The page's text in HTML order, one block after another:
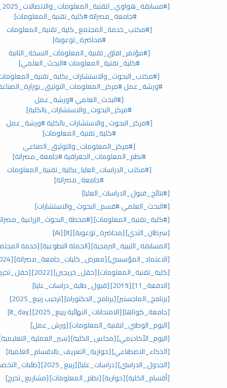
#جامعة_مصراتة #كلية_تقنية_المعلومات]
[#مكتب_خدمة_المجتمع_كلية_تقنية_المعلومات
#محاضرة_توعوية]
[#مؤتمر_افاق_تقنية_المعلومات_النسخة_الثانية
#كلية_تقنية_المعلومات #البحث_العلمي]
#ورشة_عمل
[#البحث_العلمي #ورشة_عمل
#مركز_البحوث_والاستشارات_بالكلية]
[#مركز_البحوث_والاستشارات_بالكلية #ورشة_عمل
#كلية_تقنية_المعلومات]
[#مركز_المعلومات_والتوثيق_الصناعي
#نظم_المعلومات_الجغرافية #جامعة_مصراتة]
[#مكتب_الدراسات_العليا_بكلية_تقنية_المعلومات
#جامعة_مصراتة]
[#نتائج_قبول_الدراسات_العليا]
[#البحث_العلمي #قسم_البحوث_والاستشارات]
[#كلية_تقنية_المعلومات]
[سرطان_الثدي][محاضرة_توعوية][It]
[Ai]
[المسابقة_الليبية_البرمجية][الحملة التطوعية][خدمة
[الاعتماد_المؤسسي][معرض_كليات_جامعة_مصراتة][2024]
[كلية_تقنية_المعلومات][حفل_خريجين][2022]
[الدفعة_11]
[2019]
[قبول_طلبة_دراسات_عليا]
[برنامج_الماجستير][برنامج_الدكتوراه][ترحيب ربيع_2025]
[جامعة_كوتاها][الامتحانات_النهائية ربيع_2025]
[It_day]
[اليوم_الوطني_لتقنية_المعلومات][ورش_عمل]
[اليوم_الأكاديمي][مجلس_الكلية]
[الذكاء_الاصطناعي][حوارية_التعريف_بالاقسام_العلمية]
[الجدول_الدراسي][دراسات_عليا][ربيع_2025]
[أقسام_الكلية][حوارية][نظم_المعلومات][مشاريع_تخرج]